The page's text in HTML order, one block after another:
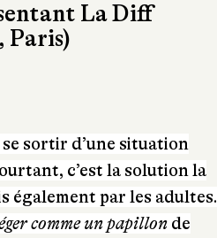
La Diff
Paris)
sortir d’une situation
c’est la solution la
également par les adultes.
comme un papillon de